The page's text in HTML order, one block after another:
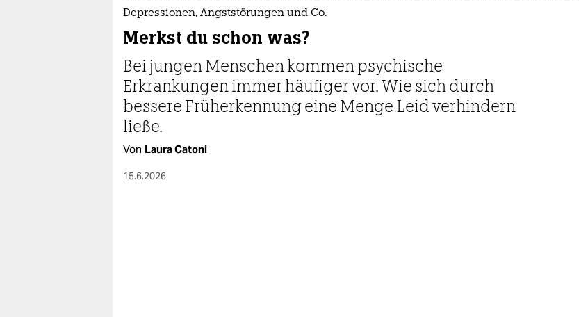
Depressionen, Angststörungen und Co.
Merkst du schon was?
Bei jungen Menschen kommen psychische
Erkrankungen immer häufiger vor. Wie sich durch
bessere Früherkennung eine Menge Leid verhindern
ließe.
Von Laura Catoni
15.6.2026